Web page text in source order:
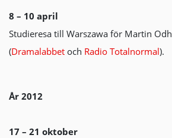
8 – 10 april
Studieresa till Warszawa för Martin Odh
(Dramalabbet och Radio Totalnormal).
År 2012
17 – 21 oktober